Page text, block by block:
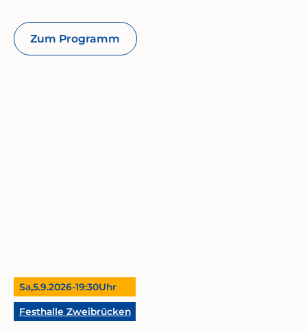
Zum Programm
Sa,5.9.2026-19:30Uhr
Festhalle Zweibrücken